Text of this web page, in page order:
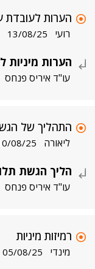
הערות לעובדת
רועי 13/08/25
הערות מיניות
עו"ד איריס פנחס
התהליך של
ליאורה 08/25
הליך הגשת
עו"ד איריס פנחס
רמיזות מיניות
מינדי 05/08/25